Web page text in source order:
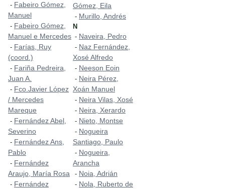
- Fabeiro Gómez,
Manuel
- Fabeiro Gómez,
Manuel e Mercedes
- Farías, Ruy
(coord.)
- Fariña Pedreira,
Juan A.
- Fco.Javier López
/ Mercedes
Mareque
- Fernández Abel,
Severino
- Fernández Ans,
Pablo
- Fernández
Araujo, María Rosa
- Fernández
Gómez, Eila
- Murillo, Andrés
N
- Naveira, Pedro
- Naz Fernández,
Xosé Alfredo
- Neeson Eoin
- Neira Pérez,
Xoán Manuel
- Neira Vilas, Xosé
- Neira, Xerardo
- Nieto, Montse
- Nogueira
Santiago, Paulo
- Nogueira,
Arancha
- Noia, Adrián
- Nola, Ruberto de